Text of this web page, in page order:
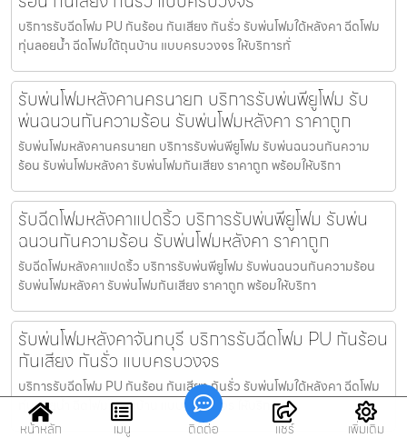
บริการรับฉีดโฟม PU กันร้อน กันเสียง กันรั่ว รับพ่นโฟมใต้หลังคา ฉีดโฟม
ทุ่นลอยน้ำ ฉีดโฟมใต้ถุนบ้าน แบบครบวงจร ให้บริการทั่
รับพ่นโฟมหลังคานครนายก บริการรับพ่นพียูโฟม รับ
พ่นฉนวนกันความร้อน รับพ่นโฟมหลังคา ราคาถูก
รับพ่นโฟมหลังคานครนายก บริการรับพ่นพียูโฟม รับพ่นฉนวนกันความ
ร้อน รับพ่นโฟมหลังคา รับพ่นโฟมกันเสียง ราคาถูก พร้อมให้บริกา
รับฉีดโฟมหลังคาแปดริ้ว บริการรับพ่นพียูโฟม รับพ่น
ฉนวนกันความร้อน รับพ่นโฟมหลังคา ราคาถูก
รับฉีดโฟมหลังคาแปดริ้ว บริการรับพ่นพียูโฟม รับพ่นฉนวนกันความร้อน
รับพ่นโฟมหลังคา รับพ่นโฟมกันเสียง ราคาถูก พร้อมให้บริกา
รับพ่นโฟมหลังคาจันทบุรี บริการรับฉีดโฟม PU กันร้อน
กันเสียง กันรั่ว แบบครบวงจร
บริการรับฉีดโฟม PU กันร้อน กันเสียง กันรั่ว รับพ่นโฟมใต้หลังคา ฉีดโฟม
ทุ่นลอยน้ำ ฉีดโฟมใต้ถุนบ้าน แบบครบวงจร ให้บริการทั่
หน้าหลัก
เมนู ติดต่อ แชร์ เพิ่มเติม